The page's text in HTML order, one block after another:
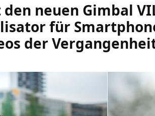
neuen Gimbal
für
der